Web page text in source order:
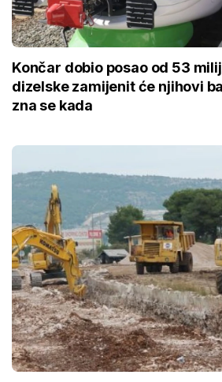
Končar dobio posao od 53
dizelske zamijenit će njihovi
zna se kada